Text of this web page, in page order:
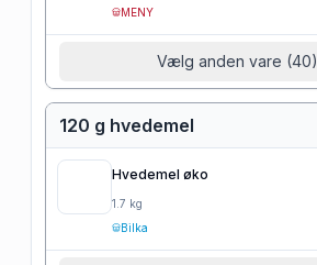
MENY
Vælg anden vare (40)
120 g hvedemel
Hvedemel øko
1.7 kg
Bilka